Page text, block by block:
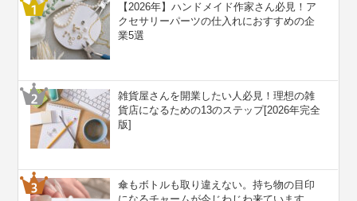
【2026年】ハンドメイド作家さん必見！ア
クセサリーパーツの仕入れにおすすめの企
業5選
雑貨屋さんを開業したい人必見！理想の雑
貨店になるための13のステップ[2026年完全
版]
傘もボトルも取り違えない。持ち物の目印